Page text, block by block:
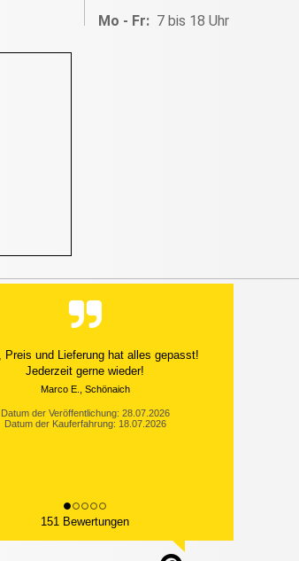
Mo - Fr: 7 bis 18 Uhr
Preis und Lieferung hat alles gepasst!
Jederzeit gerne wieder!
Marco E., Schönaich
Datum der Veröffentlichung: 28.07.2026
Datum der Kauferfahrung: 18.07.2026
151 Bewertungen